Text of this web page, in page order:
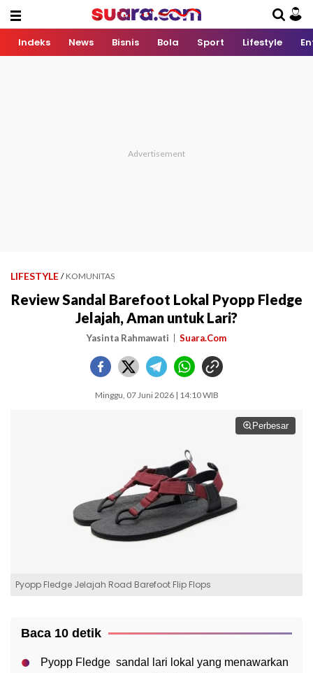
Indeks News Bisnis Bola Sport Lifestyle
LIFESTYLE / KOMUNITAS
Review Sandal Barefoot Lokal Pyopp Fledge
Jelajah, Aman untuk Lari?
Yasinta Rahmawati Suara.Com
Minggu, 07 Juni 2026 | 14:10 WIB
Perbesar
Pyopp Fledge Jelajah Road Barefoot Flip Flops
Baca 10 detik
Pyopp Fledge sandal lari lokal yang menawarkan